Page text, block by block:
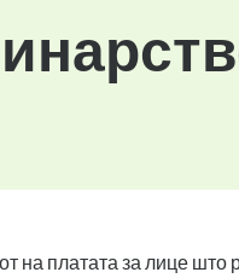
на платата за лице што